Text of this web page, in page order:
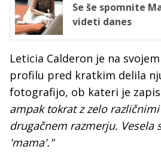
Se še spomnite
videti danes
Leticia Calderon je na
profilu pred kratkim delila
fotografijo, ob kateri je
ampak tokrat z zelo
drugačnem razmerju. Vesela
'mama'."